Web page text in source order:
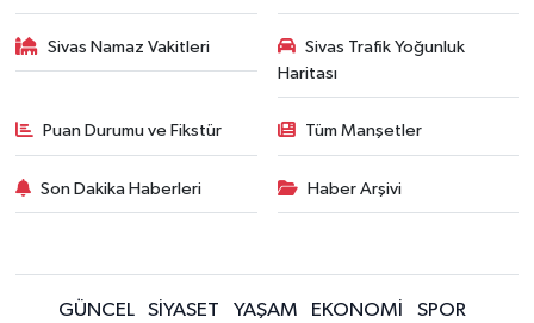
Sivas Namaz Vakitleri
Sivas Trafik Yoğunluk
Haritası
Puan Durumu ve Fikstür Tüm Manşetler
Son Dakika Haberleri Haber Arşivi
GÜNCEL SİYASET YAŞAM EKONOMİ
SPOR